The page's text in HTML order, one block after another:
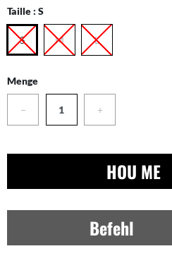
Taille : S
S M L
Menge
− +
HOU ME
Befehl